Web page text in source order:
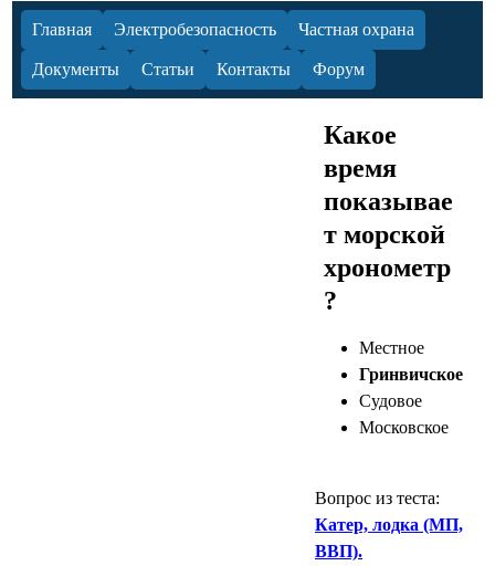
Главная Электробезопасность Частная охрана
Документы Статьи Контакты Форум
Какое
время
показывае
т морской
хронометр
?
Местное
Гринвичское
Судовое
Московское
Вопрос из теста:
Катер, лодка (МП,
ВВП).